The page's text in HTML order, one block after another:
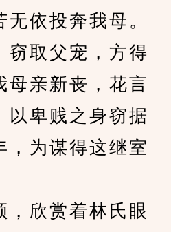
依投奔我母。
窃取父宠，方得
母亲新丧，花言
以卑贱之身窃据
，为谋得这继室
欣赏着林氏眼